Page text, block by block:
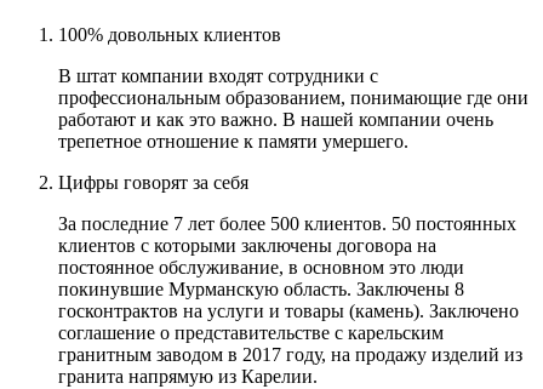
100% довольных клиентов
В штат компании входят сотрудники с
профессиональным образованием, понимающие где они
работают и как это важно. В нашей компании очень
трепетное отношение к памяти умершего.
Цифры говорят за себя
За последние 7 лет более 500 клиентов. 50 постоянных
клиентов с которыми заключены договора на
постоянное обслуживание, в основном это люди
покинувшие Мурманскую область. Заключены 8
госконтрактов на услуги и товары (камень). Заключено
соглашение о представительстве с карельским
гранитным заводом в 2017 году, на продажу изделий из
гранита напрямую из Карелии.